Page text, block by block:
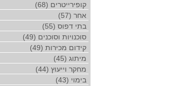
קופירייטרים (68)
אחר (57)
בתי דפוס (55)
סוכנויות וסוכנים (49)
קידום מכירות (49)
מיתוג (45)
מחקר וייעוץ (44)
בימוי (43)